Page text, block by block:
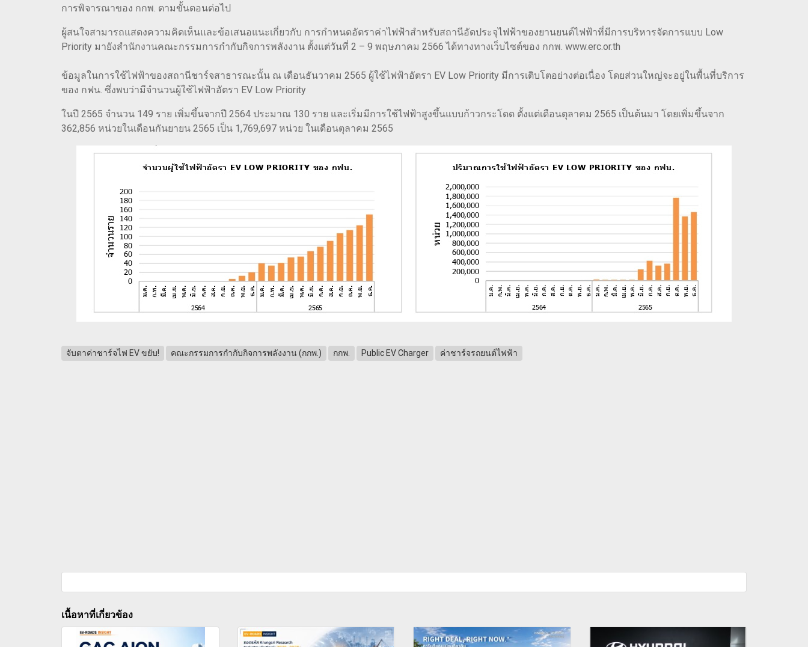
การพิจารณาของ กกพ. ตามขั้นตอนต่อไป
ผู้สนใจสามารถแสดงความคิดเห็นและข้อเสนอแนะเกี่ยวกับ การกำหนดอัตราค่าไฟฟ้าสำหรับสถานีอัดประจุไฟฟ้าของยานยนต์ไฟฟ้าที่มีการบริหารจัดการแบบ Low
Priority มายังสำนักงานคณะกรรมการกำกับกิจการพลังงาน ตั้งแต่วันที่ 2 – 9 พฤษภาคม 2566 ได้ทางทางเว็บไซต์ของ กกพ. www.erc.or.th
ข้อมูลในการใช้ไฟฟ้าของสถานีชาร์จสาธารณะนั้น ณ เดือนธันวาคม 2565 ผู้ใช้ไฟฟ้าอัตรา EV Low Priority มีการเติบโตอย่างต่อเนื่อง โดยส่วนใหญ่จะอยู่ในพื้นที่บริการ
ของ กฟน. ซึ่งพบว่ามีจำนวนผู้ใช้ไฟฟ้าอัตรา EV Low Priority
ในปี 2565 จำนวน 149 ราย เพิ่มขึ้นจากปี 2564 ประมาณ 130 ราย และเริ่มมีการใช้ไฟฟ้าสูงขึ้นแบบก้าวกระโดด ตั้งแต่เดือนตุลาคม 2565 เป็นต้นมา โดยเพิ่มขึ้นจาก
362,856 หน่วยในเดือนกันยายน 2565 เป็น 1,769,697 หน่วย ในเดือนตุลาคม 2565
จับตาค่าชาร์จไฟ EV ขยับ! คณะกรรมการกำกับกิจการพลังงาน (กกพ.) กกพ. Public EV Charger ค่าชาร์จรถยนต์ไฟฟ้า
เนื้อหาที่เกี่ยวข้อง